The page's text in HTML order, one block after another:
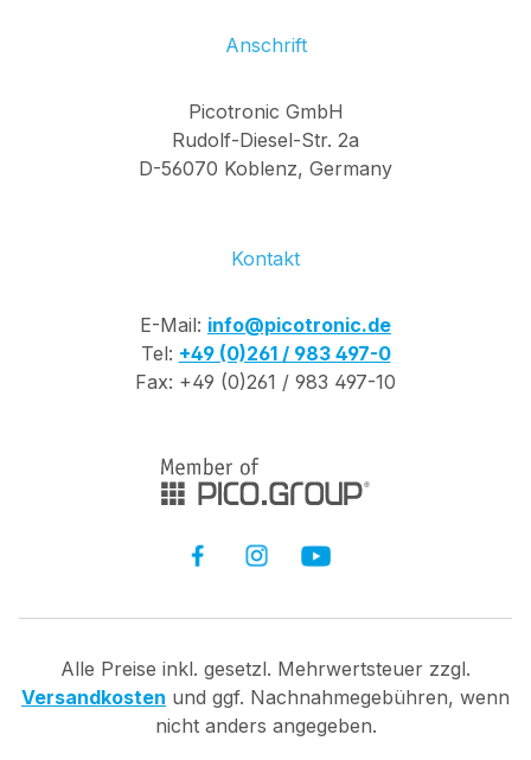
Anschrift
Picotronic GmbH
Rudolf-Diesel-Str. 2a
D-56070 Koblenz, Germany
Kontakt
E-Mail: info@picotronic.de
Tel: +49 (0)261 / 983 497-0
Fax: +49 (0)261 / 983 497-10
Alle Preise inkl. gesetzl. Mehrwertsteuer zzgl.
Versandkosten und ggf. Nachnahmegebühren, wenn
nicht anders angegeben.